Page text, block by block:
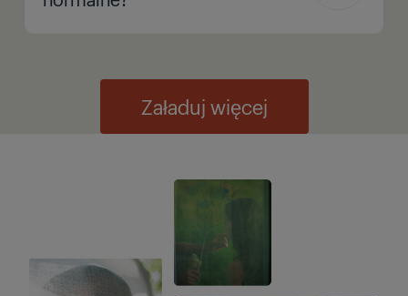
Załaduj więcej